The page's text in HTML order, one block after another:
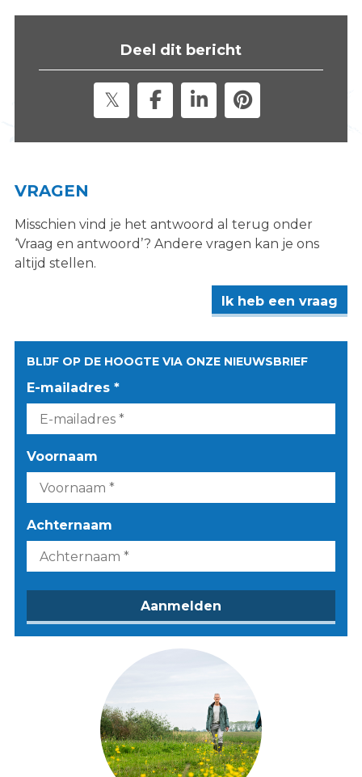
s
Deel dit bericht
VRAGEN
Misschien vind je het antwoord al terug onder
‘Vraag en antwoord’? Andere vragen kan je ons
altijd stellen.
Ik heb een vraag
BLIJF OP DE HOOGTE VIA ONZE NIEUWSBRIEF
E-mailadres *
Voornaam
Achternaam